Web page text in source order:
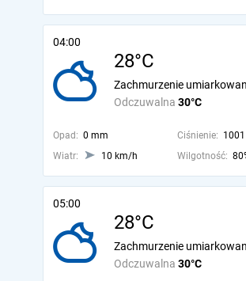
04:00
28°C
Odczuwalna 30°C
Zachmurzenie
Opad: 0 mm Ciśnienie:
Wiatr:
10 km/h Wilgotność:
05:00
28°C
Odczuwalna 30°C
Zachmurzenie